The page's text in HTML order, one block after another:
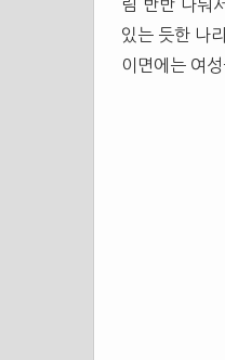
림 반반 나눠
있는 듯한 나
이면에는 여